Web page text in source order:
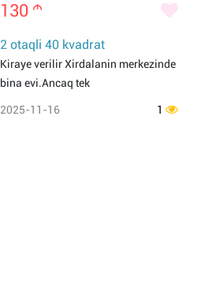
130 m
2 otaqli 40 kvadrat
Kiraye verilir Xirdalanin merkezinde
bina evi.Ancaq tek
2025-11-16 1